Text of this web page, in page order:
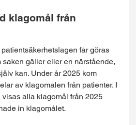
klagomål från
får göras
saken gäller eller en närstående,
kan. Under år 2025 kom
av klagomålen från patienter. I
alla klagomål från 2025
in klagomålet.